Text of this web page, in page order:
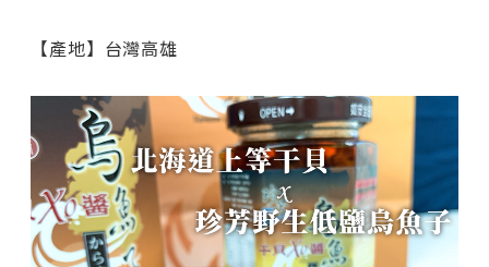
【產地】台灣高雄